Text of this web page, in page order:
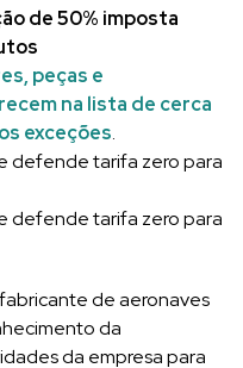
de 50% imposta
peças e
na lista de cerca
exceções.
de aeronaves
da
da empresa para